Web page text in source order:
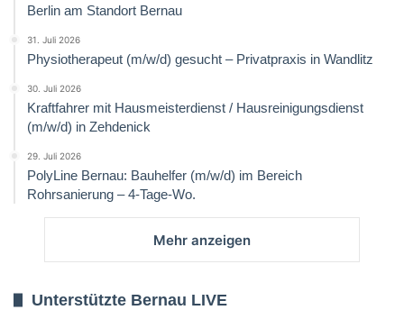
Berlin am Standort Bernau
31. Juli 2026
Physiotherapeut (m/w/d) gesucht – Privatpraxis in Wandlitz
30. Juli 2026
Kraftfahrer mit Hausmeisterdienst / Hausreinigungsdienst
(m/w/d) in Zehdenick
29. Juli 2026
PolyLine Bernau: Bauhelfer (m/w/d) im Bereich
Rohrsanierung – 4-Tage-Wo.
Mehr anzeigen
Unterstützte Bernau LIVE